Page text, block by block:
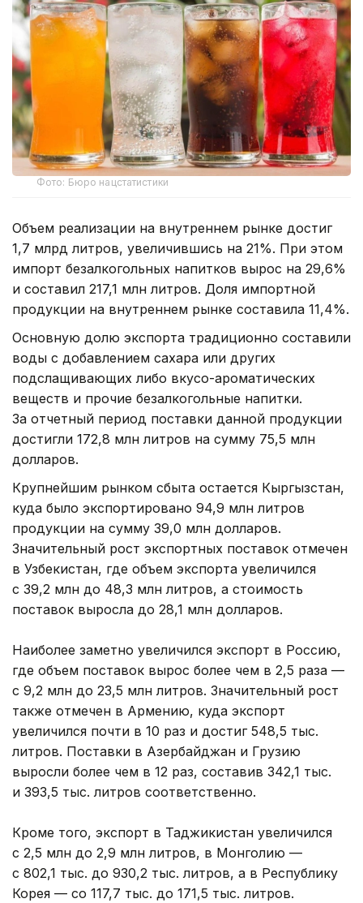
Фото: Бюро нацстатистики
Объем реализации на внутреннем рынке достиг
1,7 млрд литров, увеличившись на 21%. При этом
импорт безалкогольных напитков вырос на 29,6%
и составил 217,1 млн литров. Доля импортной
продукции на внутреннем рынке составила 11,4%.
Основную долю экспорта традиционно составили
воды с добавлением сахара или других
подслащивающих либо вкусо-ароматических
веществ и прочие безалкогольные напитки.
За отчетный период поставки данной продукции
достигли 172,8 млн литров на сумму 75,5 млн
долларов.
Крупнейшим рынком сбыта остается Кыргызстан,
куда было экспортировано 94,9 млн литров
продукции на сумму 39,0 млн долларов.
Значительный рост экспортных поставок отмечен
в Узбекистан, где объем экспорта увеличился
с 39,2 млн до 48,3 млн литров, а стоимость
поставок выросла до 28,1 млн долларов.
Наиболее заметно увеличился экспорт в Россию,
где объем поставок вырос более чем в 2,5 раза —
с 9,2 млн до 23,5 млн литров. Значительный рост
также отмечен в Армению, куда экспорт
увеличился почти в 10 раз и достиг 548,5 тыс.
литров. Поставки в Азербайджан и Грузию
выросли более чем в 12 раз, составив 342,1 тыс.
и 393,5 тыс. литров соответственно.
Кроме того, экспорт в Таджикистан увеличился
с 2,5 млн до 2,9 млн литров, в Монголию —
с 802,1 тыс. до 930,2 тыс. литров, а в Республику
Корея — со 117,7 тыс. до 171,5 тыс. литров.